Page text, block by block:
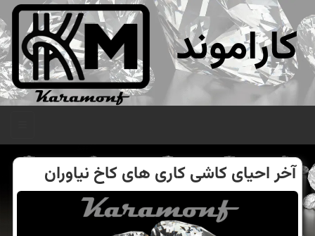
کاراموند
آخر احیای كاشی كاری های كاخ نیاوران